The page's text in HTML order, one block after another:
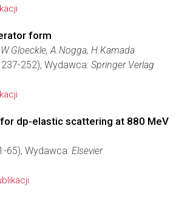
form
A.Nogga, H.Kamada
252), Wydawca: Springer Verlag
dp-elastic scattering at 880 MeV
65), Wydawca: Elsevier